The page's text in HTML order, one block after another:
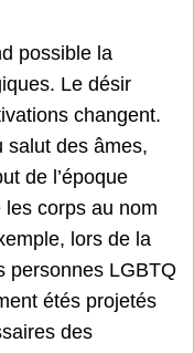
possible la
Le désir
changent.
salut des âmes,
de l’époque
corps au nom
lors de la
personnes LGBTQ
étés projetés
des